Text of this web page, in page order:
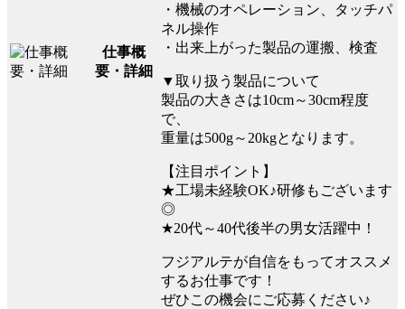
仕事概
要・詳細
・機械のオペレーション、タッチパ
ネル操作
・出来上がった製品の運搬、検査
▼取り扱う製品について
製品の大きさは10cm～30cm程度
で、
重量は500g～20kgとなります。
【注目ポイント】
★工場未経験OK♪研修もございます
◎
★20代～40代後半の男女活躍中！
フジアルテが自信をもってオススメ
するお仕事です！
ぜひこの機会にご応募ください♪